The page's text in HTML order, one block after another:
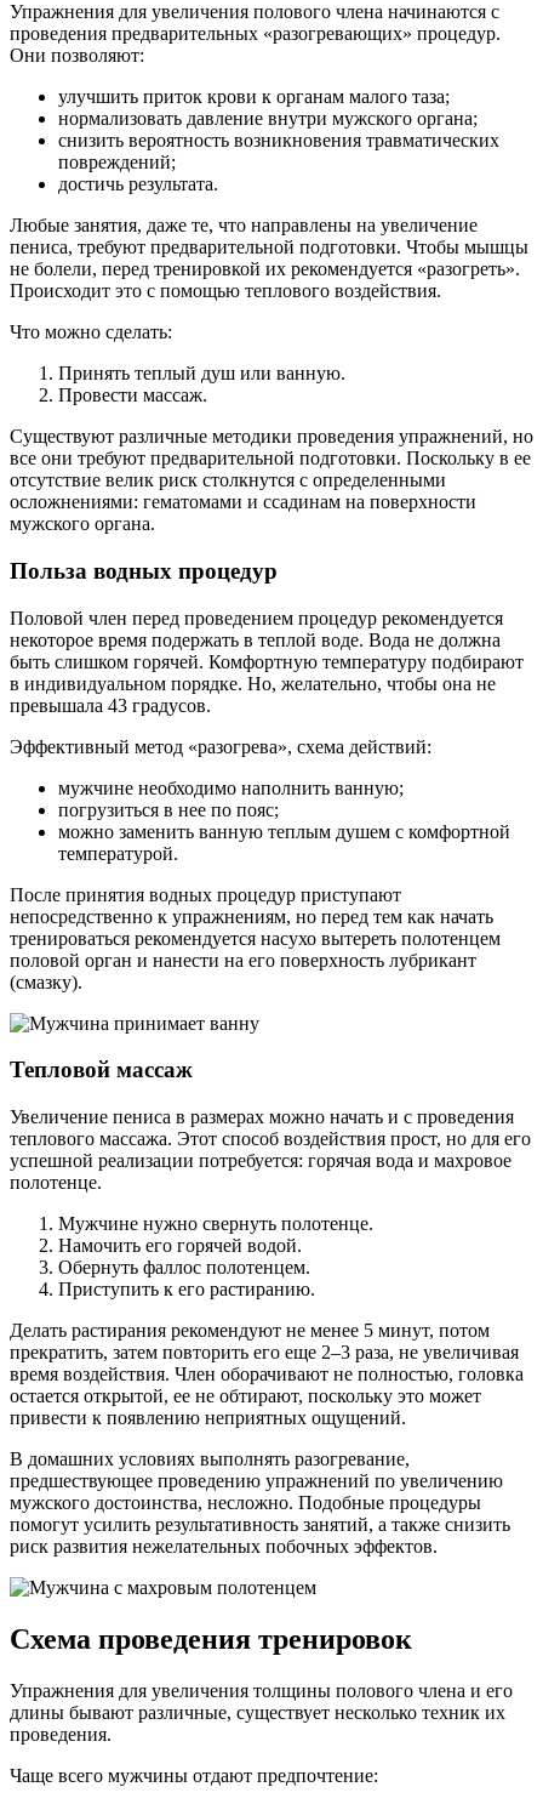
Упражнения для увеличения полового члена начинаются с
проведения предварительных «разогревающих» процедур.
Они позволяют:
улучшить приток крови к органам малого таза;
нормализовать давление внутри мужского органа;
снизить вероятность возникновения травматических
повреждений;
достичь результата.
Любые занятия, даже те, что направлены на увеличение
пениса, требуют предварительной подготовки. Чтобы мышцы
не болели, перед тренировкой их рекомендуется «разогреть».
Происходит это с помощью теплового воздействия.
Что можно сделать:
Принять теплый душ или ванную.
Провести массаж.
Существуют различные методики проведения упражнений, но
все они требуют предварительной подготовки. Поскольку в ее
отсутствие велик риск столкнутся с определенными
осложнениями: гематомами и ссадинам на поверхности
мужского органа.
Польза водных процедур
Половой член перед проведением процедур рекомендуется
некоторое время подержать в теплой воде. Вода не должна
быть слишком горячей. Комфортную температуру подбирают
в индивидуальном порядке. Но, желательно, чтобы она не
превышала 43 градусов.
Эффективный метод «разогрева», схема действий:
мужчине необходимо наполнить ванную;
погрузиться в нее по пояс;
можно заменить ванную теплым душем с комфортной
температурой.
После принятия водных процедур приступают
непосредственно к упражнениям, но перед тем как начать
тренироваться рекомендуется насухо вытереть полотенцем
половой орган и нанести на его поверхность лубрикант
(смазку).
Тепловой массаж
Увеличение пениса в размерах можно начать и с проведения
теплового массажа. Этот способ воздействия прост, но для его
успешной реализации потребуется: горячая вода и махровое
полотенце.
Мужчине нужно свернуть полотенце.
Намочить его горячей водой.
Обернуть фаллос полотенцем.
Приступить к его растиранию.
Делать растирания рекомендуют не менее 5 минут, потом
прекратить, затем повторить его еще 2–3 раза, не увеличивая
время воздействия. Член оборачивают не полностью, головка
остается открытой, ее не обтирают, поскольку это может
привести к появлению неприятных ощущений.
В домашних условиях выполнять разогревание,
предшествующее проведению упражнений по увеличению
мужского достоинства, несложно. Подобные процедуры
помогут усилить результативность занятий, а также снизить
риск развития нежелательных побочных эффектов.
Схема проведения тренировок
Упражнения для увеличения толщины полового члена и его
длины бывают различные, существует несколько техник их
проведения.
Чаще всего мужчины отдают предпочтение: